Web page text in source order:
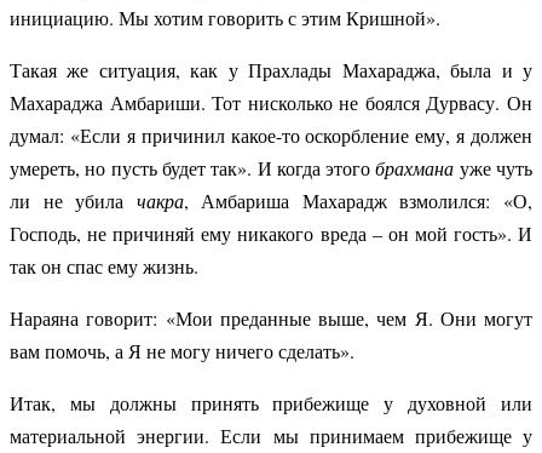
инициацию. Мы хотим говорить с этим Кришной».
Такая же ситуация, как у Прахлады Махараджа, была и у
Махараджа Амбариши. Тот нисколько не боялся Дурвасу. Он
думал: «Если я причинил какое-то оскорбление ему, я должен
умереть, но пусть будет так». И когда этогобрахмана уже чуть
ли не убила чакра, Амбариша Махарадж взмолился: «О,
Господь, не причиняй ему никакого вреда – он мой гость». И
так он спас ему жизнь.
Нараяна говорит: «Мои преданные выше, чем Я. Они могут
вам помочь, а Я не могу ничего сделать».
Итак, мы должны принять прибежище у духовной или
материальной энергии. Если мы принимаем прибежище у